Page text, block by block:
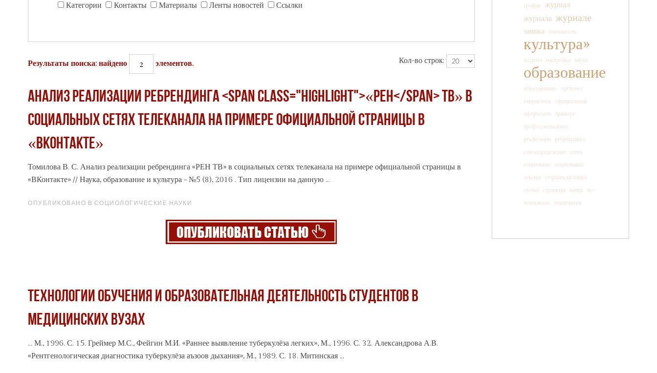
Категории Контакты Материалы Ленты новостей Ссылки
Результаты поиска: найдено 2 элементов. Кол-во строк:
Анализ реализации ребрендинга <span class="highlight">«РЕН</span> ТВ» в
социальных сетях телеканала на примере официальной страницы в
«ВКонтакте»
Томилова В. С. Анализ реализации ребрендинга «РЕН ТВ» в социальных сетях телеканала на примере официальной страницы в
«ВКонтакте» // Наука, образование и культура - №5 (8), 2016 . Тип лицензии на данную ...
ОПУБЛИКОВАНО В СОЦИОЛОГИЧЕСКИЕ НАУКИ
ТЕХНОЛОГИИ ОБУЧЕНИЯ И ОБРАЗОВАТЕЛЬНАЯ ДЕЯТЕЛЬНОСТЬ СТУДЕНТОВ В
МЕДИЦИНСКИХ ВУЗАХ
... М., 1996. С. 15. Греймер М.С., Фейгин М.И. «Раннее выявление туберкулёза легких», М., 1996. С. 32. Александрова А.В.
«Рентгенологическая диагностика туберкулёза аъзоов дыхания», М., 1989. С. 18. Митинская ...
график
журнал
журнала журнале
заявка значимость
культура»
модема настройка науки
образование
образования»
оргвзнос
отправлена
официальной
оформлять
примере
профессиональное
реализации
ребрендинга
самоопределение
сетях
социальная
социальных
ссылки
старшеклассника
статьи
страницы танца тв»
телеканала технология